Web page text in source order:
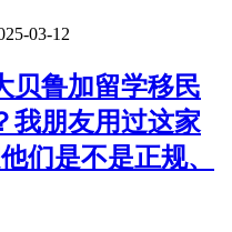
03-12
贝鲁加留学移民
我朋友用过这家
们是不是正规、